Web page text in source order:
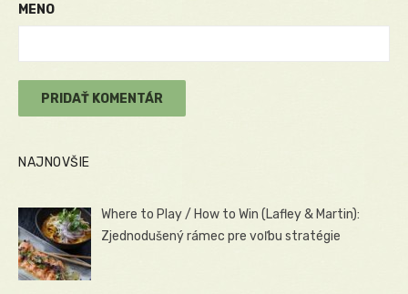
MENO
NAJNOVŠIE
Where to Play / How to Win (Lafley & Martin):
Zjednodušený rámec pre voľbu stratégie